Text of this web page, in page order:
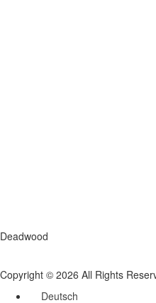
Deadwood
Copyright © 2026 All Rights
Deutsch